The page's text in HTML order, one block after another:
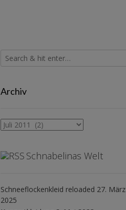
Archiv
Archiv
Schnabelinas Welt
Schneeflockenkleid reloaded 27. März
2025